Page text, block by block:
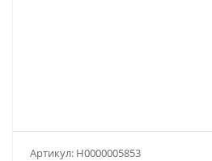
Артикул: Н0000005853